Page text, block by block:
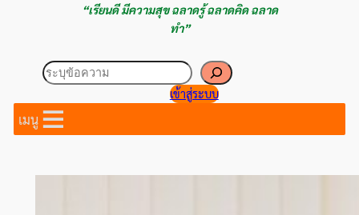
“เรียนดี มีความสุข ฉลาดรู้ ฉลาดคิด ฉลาด
ทำ”
ค้นหา
เข้าสู่ระบบ
เมนู